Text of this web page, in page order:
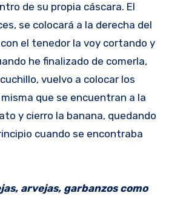
de su propia cáscara. El
se colocará a la derecha del
el tenedor la voy cortando y
he finalizado de comerla,
vuelvo a colocar los
que se encuentran a la
y cierro la banana, quedando
cuando se encontraba
arvejas, garbanzos como